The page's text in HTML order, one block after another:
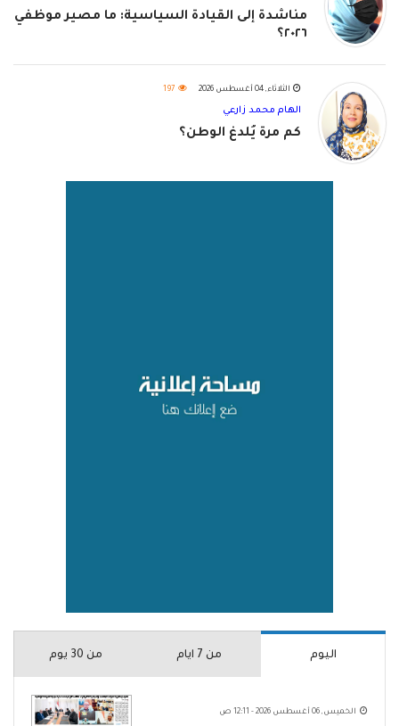
مناشدة إلى القيادة السياسية: ما مصير موظفي
٢٠٢٦؟
الثلاثاء, 04 أغسطس 2026 197
الهام محمد زارعي
كم مرة يُلدغ الوطن؟
اليوم من 7 ايام من 30 يوم
الخميس, 06 أغسطس 2026 - 12:11 ص